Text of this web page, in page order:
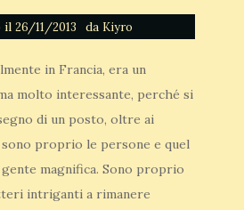
il 26/11/2013 da Kiyro
in Francia, era un
molto interessante, perché si
di un posto, oltre ai
sono proprio le persone e quel
magnifica. Sono proprio
intriganti a rimanere